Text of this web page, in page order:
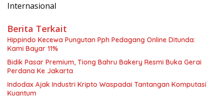
Internasional
Berita Terkait
Hippindo Kecewa Pungutan Pph Pedagang Online Ditunda:
Kami Bayar 11%
Bidik Pasar Premium, Tiong Bahru Bakery Resmi Buka Gerai
Perdana Ke Jakarta
Indodax Ajak Industri Kripto Waspadai Tantangan Komputasi
Kuantum